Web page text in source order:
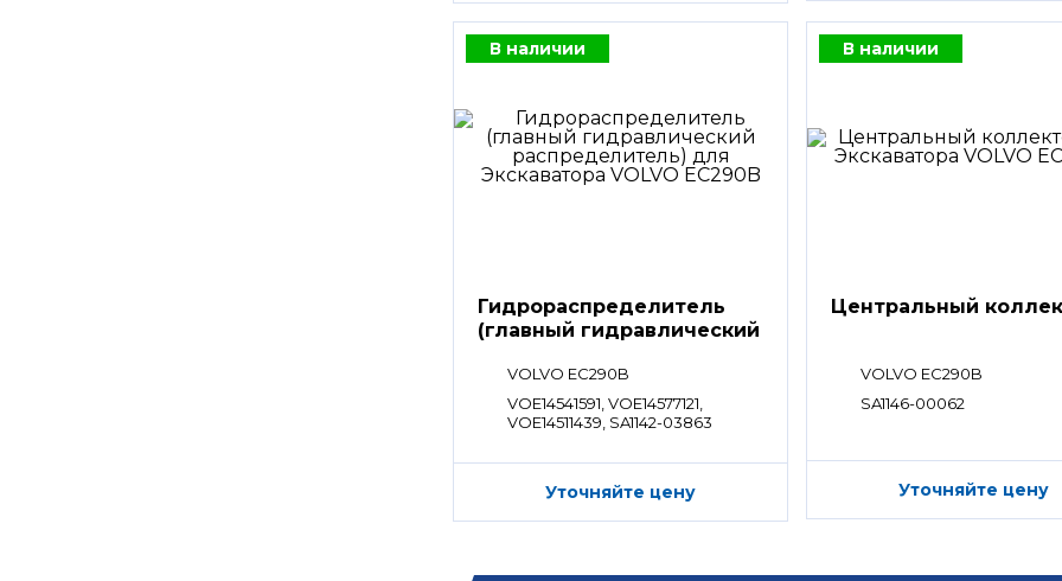
В наличии
Гидрораспределитель
(главный гидравлический
VOLVO EC290B
VOE14541591, VOE14577121,
VOE14511439, SA1142-03863
Уточняйте цену
В наличии
Центральный
VOLVO EC290B
SA1146-00062
Уточняйте цену